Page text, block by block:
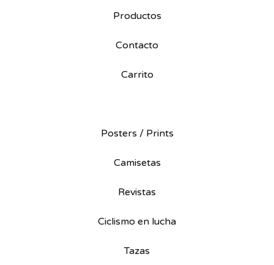
Productos
Contacto
Carrito
Posters / Prints
Camisetas
Revistas
Ciclismo en lucha
Tazas